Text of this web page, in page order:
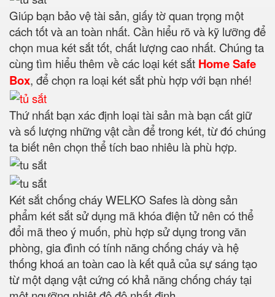
Giúp bạn bảo vệ tài sản, giấy tờ quan trọng một
cách tốt và an toàn nhất. Cần hiểu rõ và kỹ lưỡng để
chọn mua két sắt tốt, chất lượng cao nhất. Chúng ta
cùng tìm hiểu thêm về các loại két sắt Home Safe
Box, để chọn ra loại két sắt phù hợp với bạn nhé!
Thứ nhất bạn xác định loại tài sản mà bạn cất giữ
và số lượng những vật cần để trong két, từ đó chúng
ta biết nên chọn thể tích bao nhiêu là phù hợp.
Két sắt chống cháy WELKO Safes là dòng sản
phẩm két sắt sử dụng mã khóa điện tử nên có thể
đổi mã theo ý muốn, phù hợp sử dụng trong văn
phòng, gia đình có tính năng chống cháy và hệ
thống khoá an toàn cao là kết quả của sự sáng tạo
từ một dạng vật cứng có khả năng chống cháy tại